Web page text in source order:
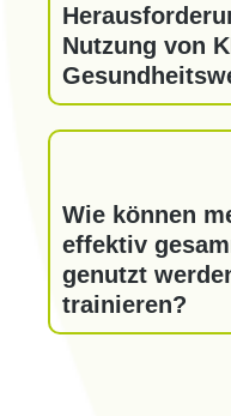
Nutzung von
Wie können
effektiv
genutzt
trainieren?